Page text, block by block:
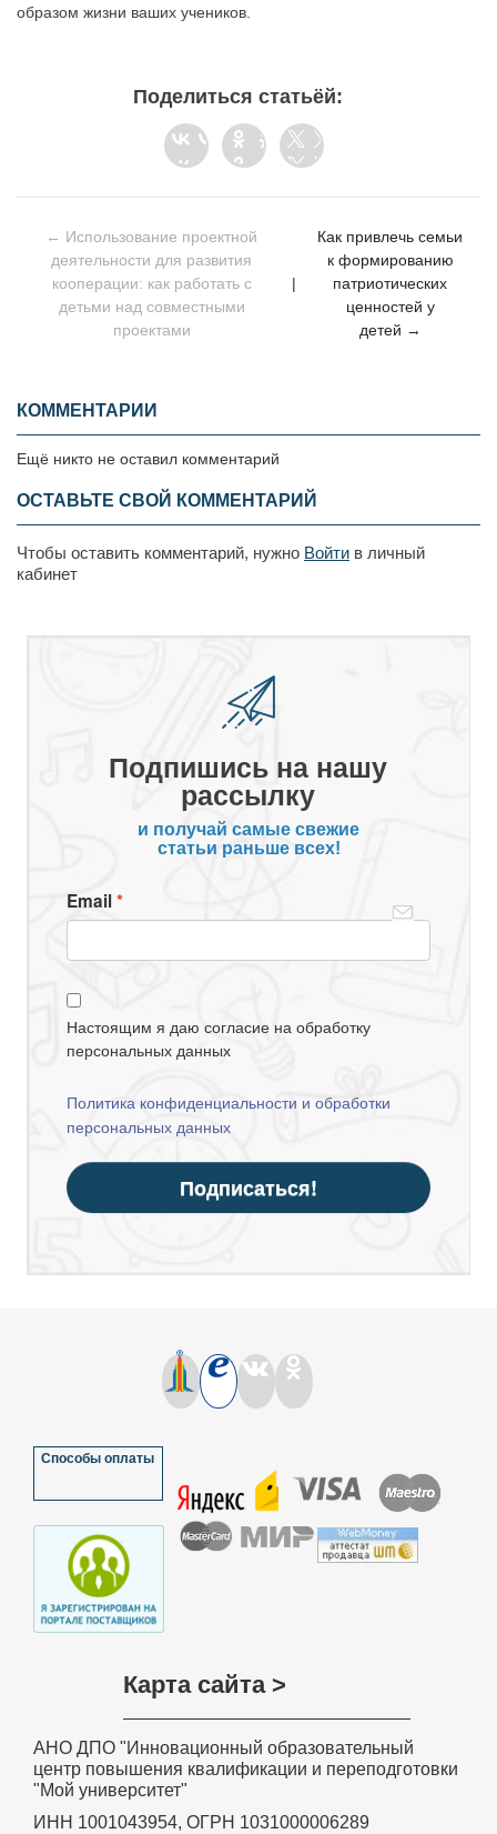
образом жизни ваших учеников.
Поделиться статьёй:
← Использование проектной
деятельности для развития
кооперации: как работать с
детьми над совместными
проектами
|
Как привлечь семьи
к формированию
патриотических
ценностей у
детей →
КОММЕНТАРИИ
Ещё никто не оставил комментарий
ОСТАВЬТЕ СВОЙ КОММЕНТАРИЙ
Чтобы оставить комментарий, нужно Войти в личный
кабинет
Подпишись на нашу
рассылку
и получай самые свежие
статьи раньше всех!
Email
Настоящим я даю согласие на обработку
персональных данных
Политика конфиденциальности и обработки
персональных данных
Подписаться!
Способы оплаты
Карта сайта >
АНО ДПО "Инновационный образовательный
центр повышения квалификации и переподготовки
"Мой университет"
ИНН 1001043954, ОГРН 1031000006289